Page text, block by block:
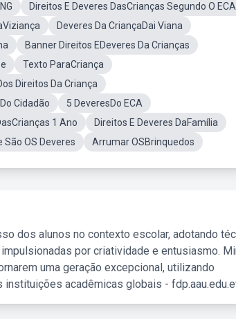
Direitos E Deveres DasCrianças Segundo O ECA
Deveres Da CriançaDai Viana
Banner Direitos EDeveres Da Crianças
Texto ParaCriança
Direitos Da Criança
Cidadão
5 DeveresDo ECA
1 Ano
Direitos E Deveres DaFamília
São OS Deveres Arrumar OSBrinquedos
dos alunos no contexto escolar, adotando
por criatividade e entusiasmo.
uma geração excepcional, utilizando
acadêmicas globais -